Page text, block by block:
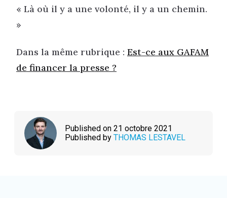
« Là où il y a une volonté, il y a un chemin.
»
Dans la même rubrique : Est-ce aux GAFAM
de financer la presse ?
Published on 21 octobre 2021
Published by THOMAS LESTAVEL